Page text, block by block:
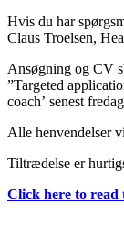
Hvis du har
Claus Troelsen,
Ansøgning og CV
”Targeted
coach’ senest
Alle henvendelser
Tiltrædelse er
Click here to read